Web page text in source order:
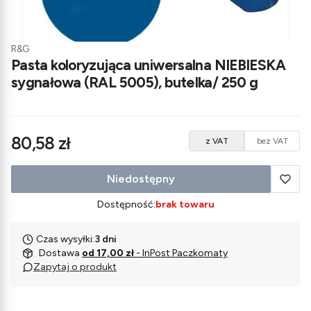
R&G
Pasta koloryzująca uniwersalna NIEBIESKA
sygnałowa (RAL 5005), butelka/ 250 g
z VAT bez VAT
Cena
80,58 zł
Niedostępny
Dostępność:brak towaru
Czas wysyłki:3 dni
Dostawa od 17,00 zł - InPost Paczkomaty
Zapytaj o produkt